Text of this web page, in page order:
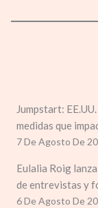
Jumpstart:
medidas que
7 De Agosto De
Eulalia Roig
de entrevistas y
6 De Agosto De